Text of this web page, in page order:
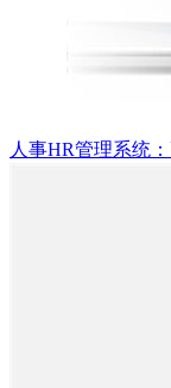
人事HR管理系统